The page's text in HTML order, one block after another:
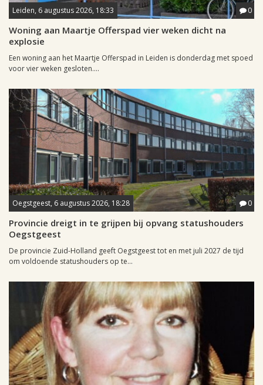
Leiden, 6 augustus 2026, 18:33 0
Woning aan Maartje Offerspad vier weken dicht na
explosie
Een woning aan het Maartje Offerspad in Leiden is donderdag met spoed
voor vier weken gesloten....
Oegstgeest, 6 augustus 2026, 18:28 0
Provincie dreigt in te grijpen bij opvang statushouders
Oegstgeest
De provincie Zuid-Holland geeft Oegstgeest tot en met juli 2027 de tijd
om voldoende statushouders op te...